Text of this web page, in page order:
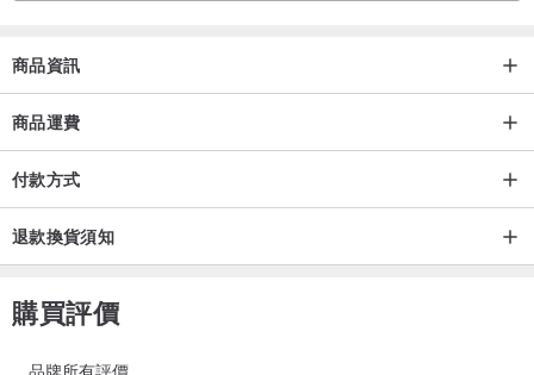
商品資訊
商品運費
付款方式
退款換貨須知
購買評價
品牌所有評價